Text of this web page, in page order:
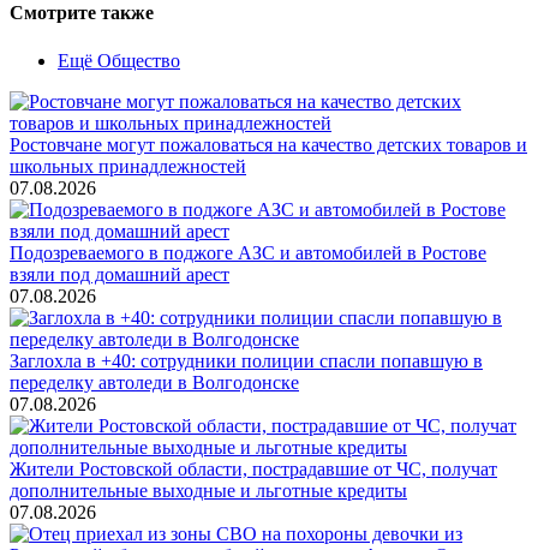
Смотрите также
Ещё Общество
Ростовчане могут пожаловаться на качество детских товаров и
школьных принадлежностей
07.08.2026
Подозреваемого в поджоге АЗС и автомобилей в Ростове
взяли под домашний арест
07.08.2026
Заглохла в +40: сотрудники полиции спасли попавшую в
переделку автоледи в Волгодонске
07.08.2026
Жители Ростовской области, пострадавшие от ЧС, получат
дополнительные выходные и льготные кредиты
07.08.2026